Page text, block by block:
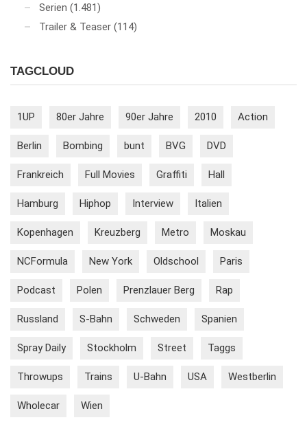
Serien (1.481)
Trailer & Teaser (114)
TAGCLOUD
1UP 80er Jahre 90er Jahre 2010 Action
Berlin Bombing bunt BVG DVD
Frankreich Full Movies Graffiti Hall
Hamburg Hiphop Interview Italien
Kopenhagen Kreuzberg Metro Moskau
NCFormula New York Oldschool Paris
Podcast Polen Prenzlauer Berg Rap
Russland S-Bahn Schweden Spanien
Spray Daily Stockholm Street Taggs
Throwups Trains U-Bahn USA Westberlin
Wholecar Wien